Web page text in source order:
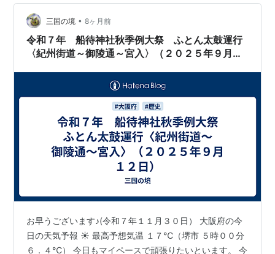
を5つに絞ってまとめてみた。 「どこが一番規模ある
ん？」 「無料で行ける場所ある？」 「電車で行けるん
か？」 みたいな目線で読めるよう…
三国の境 • 8ヶ月前
令和７年 船待神社秋季例大祭 ふとん太鼓運行
〈紀州街道～御陵通～宮入〉（２０２５年９月１
お早うございます♪(令和７年１１月３０日） 大阪府の今
日の天気予報 ☀ 最高予想気温 １７℃（堺市 ５時００分
６．４℃） 今日もマイペースで頑張りたいといます。 今